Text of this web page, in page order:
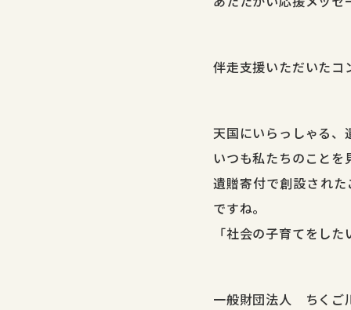
伴走支援いただいた
天国にいらっしゃる、
いつも私たちのことを
遺贈寄付で創設され
ですね。
「社会の子育てをし
一般財団法人 ちくご